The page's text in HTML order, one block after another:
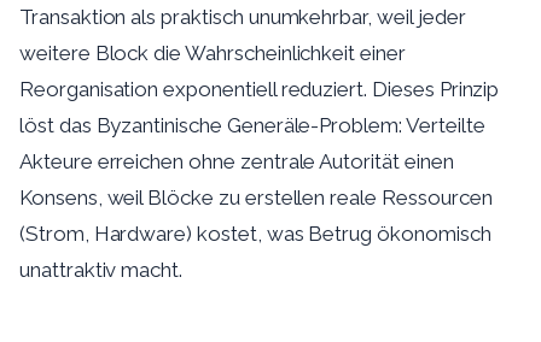
Transaktion als praktisch unumkehrbar, weil jeder
weitere Block die Wahrscheinlichkeit einer
Reorganisation exponentiell reduziert. Dieses Prinzip
löst das Byzantinische Generäle-Problem: Verteilte
Akteure erreichen ohne zentrale Autorität einen
Konsens, weil Blöcke zu erstellen reale Ressourcen
(Strom, Hardware) kostet, was Betrug ökonomisch
unattraktiv macht.